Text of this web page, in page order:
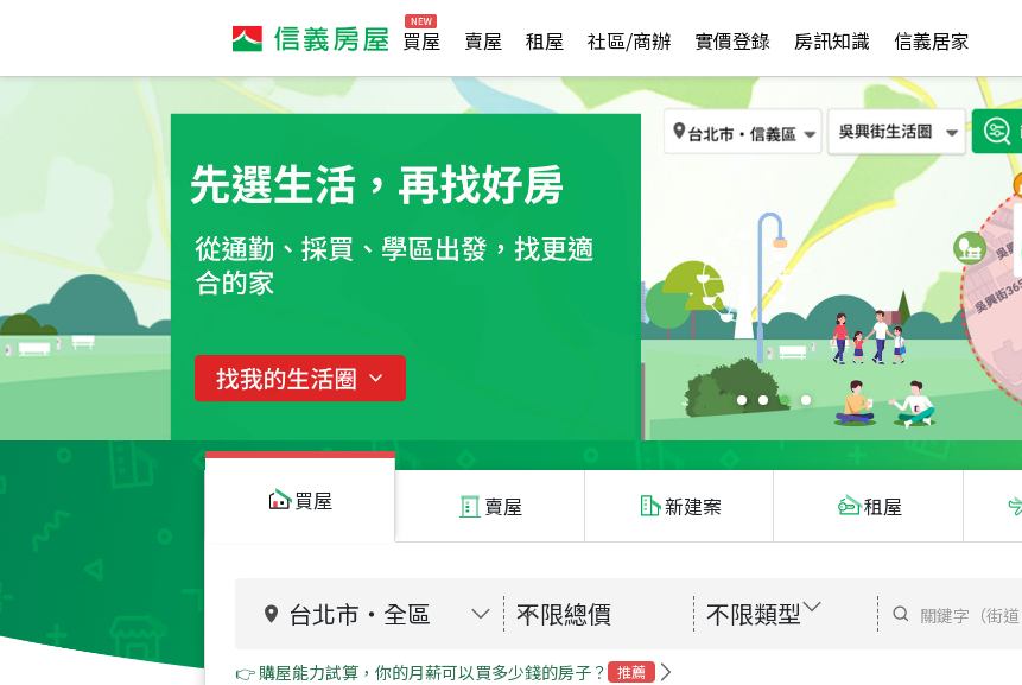
買屋 賣屋 租屋 社區/商辦 實價登錄 房訊知識 信義居家
買屋 賣屋 新建案 租屋
台北市 ・ 全區 不限總價 不限類型
👉 購屋能力試算，你的月薪可以買多少錢的房子？ 推薦